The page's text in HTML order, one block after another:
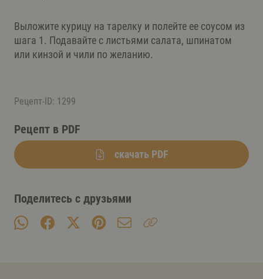
Выложите курицу на тарелку и полейте ее соусом из
шага 1. Подавайте с листьями салата, шпинатом
или кинзой и чили по желанию.
Рецепт-ID: 1299
Рецепт в PDF
скачать PDF
Поделитесь с друзьями